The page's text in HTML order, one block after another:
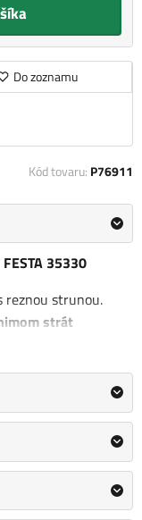
Do zoznamu
Kód tovaru: P76911
35330
reznou strunou.
strát
zvonku aj vo